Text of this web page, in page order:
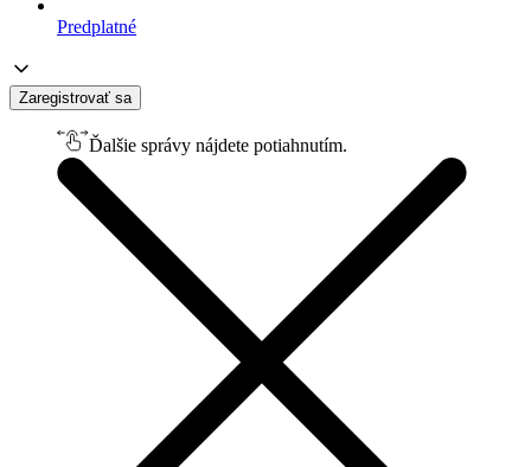
Predplatné
Zaregistrovať sa
Ďalšie správy nájdete potiahnutím.